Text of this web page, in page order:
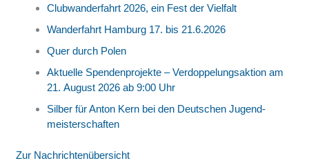
Clubwanderfahrt 2026, ein Fest der Vielfalt
Wanderfahrt Hamburg 17. bis 21.6.2026
Quer durch Polen
Aktuelle Spendenprojekte – Verdoppelungs­aktion am
21. August 2026 ab 9:00 Uhr
Silber für Anton Kern bei den Deutschen Jugend­
meister­schaften
Zur Nachrichtenübersicht